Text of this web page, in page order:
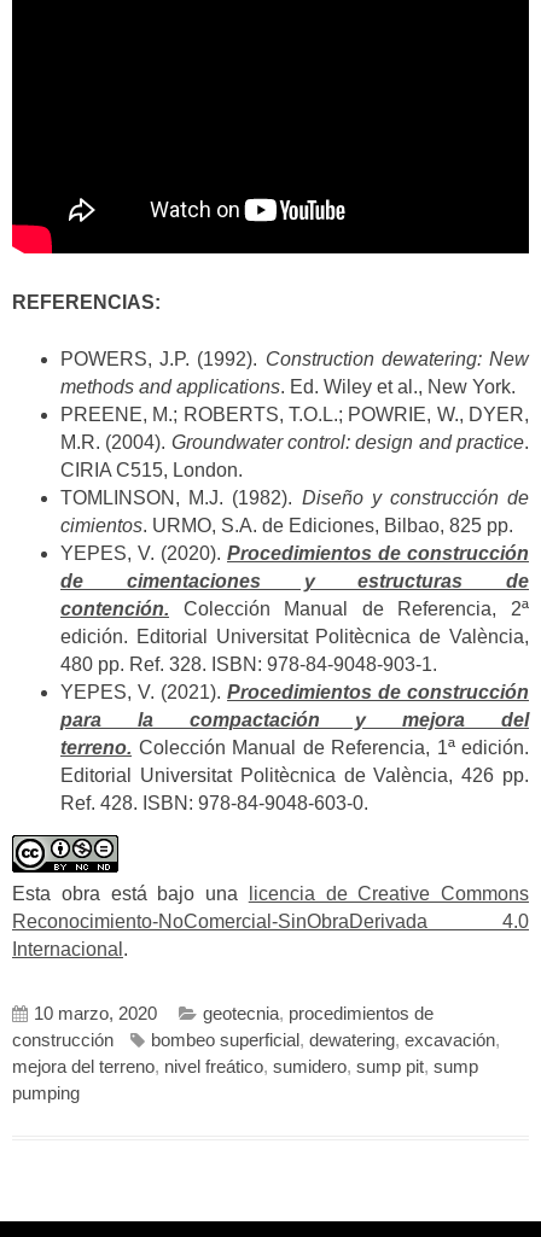
REFERENCIAS:
POWERS, J.P. (1992). Construction dewatering: New
methods and applications. Ed. Wiley et al., New York.
PREENE, M.; ROBERTS, T.O.L.; POWRIE, W., DYER,
M.R. (2004). Groundwater control: design and practice.
CIRIA C515, London.
TOMLINSON, M.J. (1982). Diseño y construcción de
cimientos. URMO, S.A. de Ediciones, Bilbao, 825 pp.
YEPES, V. (2020). Procedimientos de construcción
de cimentaciones y estructuras de
contención. Colección Manual de Referencia, 2ª
edición. Editorial Universitat Politècnica de València,
480 pp. Ref. 328. ISBN: 978-84-9048-903-1.
YEPES, V. (2021). Procedimientos de construcción
para la compactación y mejora del
terreno. Colección Manual de Referencia, 1ª edición.
Editorial Universitat Politècnica de València, 426 pp.
Ref. 428. ISBN: 978-84-9048-603-0.
Esta obra está bajo una
licencia de Creative Commons
Reconocimiento-NoComercial-SinObraDerivada 4.0
Internacional .
10 marzo, 2020 geotecnia, procedimientos de
construcción
bombeo superficial , dewatering, excavación,
mejora del terreno, nivel freático, sumidero, sump pit, sump
pumping